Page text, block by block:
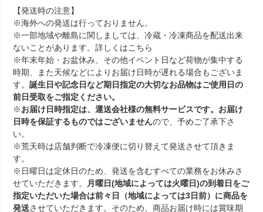
【発送時の注意】
※海外への発送は行っておりません。
※一部地域や離島に関しましては、冷蔵・冷凍商品を配送出来
ないことがあります。詳しくはこちら
※年末年始・お盆休み、その他イベント日など荷物が集中する
時期、また天候などによりお届け日時が遅れる場合もございま
す。誕生日や記念日など期日指定の大切なお品物はご使用日の
前日受取をご指定ください。
※お届け日時指定は、運送会社様の無料サービスです。お届け
日時を保証するものではございませんので、予めご了承下さ
い。
※荒天時は店舗判断で冷凍便に切り替えて発送させて頂きま
す。
※日曜日は定休日のため、発送を含むすべての業務をお休みさ
せていただきます。
月曜日(地域によっては火曜日)の到着日をご
指定いただいた場合は前々日（地域によっては3日前）に商品を
発送させていただきます。そのため、商品お届け時には賞味期